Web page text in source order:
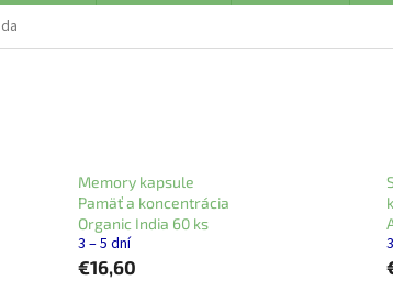
Memory kapsule
Pamäť a koncentrácia
Organic India 60 ks
3 – 5 dní
€16,60